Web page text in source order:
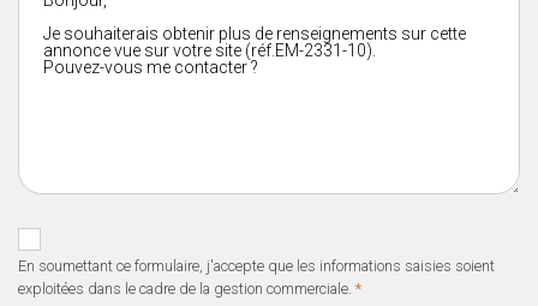
En soumettant ce formulaire, j'accepte que les informations saisies soient
exploitées dans le cadre de la gestion commerciale. *